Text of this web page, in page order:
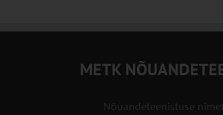
METK
Nõuandeteenistuse